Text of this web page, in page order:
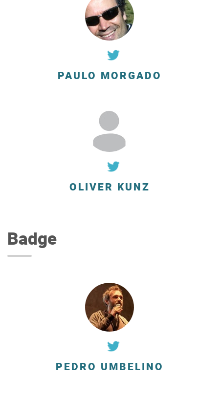
PAULO MORGADO
OLIVER KUNZ
Badge
PEDRO UMBELINO